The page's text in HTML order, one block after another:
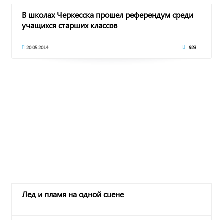
В школах Черкесска прошел референдум среди
учащихся старших классов
20.05.2014 923
Лед и пламя на одной сцене